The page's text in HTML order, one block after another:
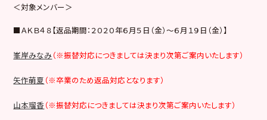
＜対象メンバー＞
■ＡＫＢ４８【返品期間：２０２０年６月５日（金）～６月１９日（金）】
峯岸みなみ （※振替対応につきましては決まり次第ご案内いたします）
矢作萌夏 （※卒業のため返品対応となります）
山本瑠香 （※振替対応につきましては決まり次第ご案内いたします）